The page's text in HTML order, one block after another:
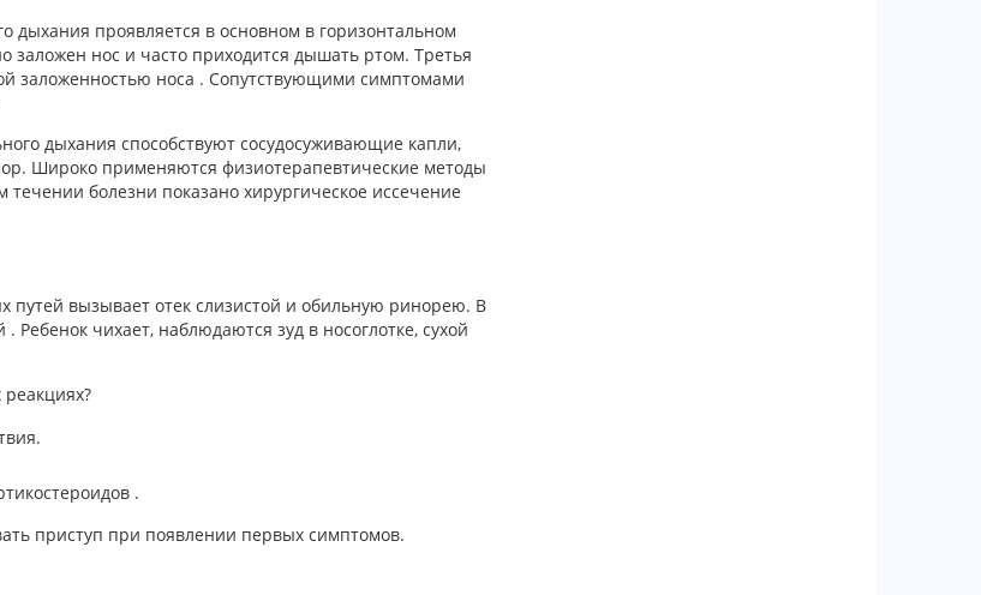
дыхания проявляется в основном в горизонтальном
заложен нос и часто приходится дышать ртом. Третья
заложенностью носа . Сопутствующими симптомами
дыхания способствуют сосудосуживающие капли,
Широко применяются физиотерапевтические методы
болезни показано хирургическое иссечение
путей вызывает отек слизистой и обильную ринорею. В
Ребенок чихает, наблюдаются зуд в носоглотке, сухой
.
приступ при появлении первых симптомов.